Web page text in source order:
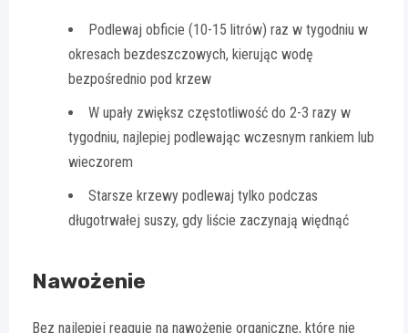
Podlewaj obficie (10-15 litrów) raz w tygodniu w
okresach bezdeszczowych, kierując wodę
bezpośrednio pod krzew
W upały zwiększ częstotliwość do 2-3 razy w
tygodniu, najlepiej podlewając wczesnym rankiem lub
wieczorem
Starsze krzewy podlewaj tylko podczas
długotrwałej suszy, gdy liście zaczynają więdnąć
Nawożenie
Bez najlepiej reaguje na nawożenie organiczne, które nie